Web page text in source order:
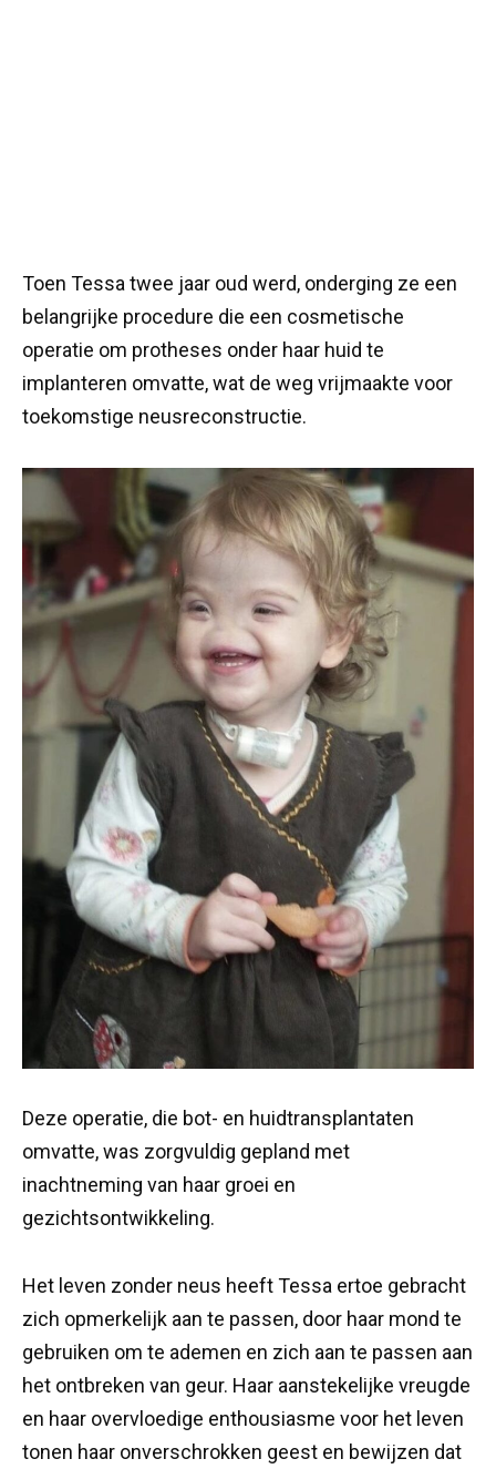
Toen Tessa twee jaar oud werd, onderging ze een
belangrijke procedure die een cosmetische
operatie om protheses onder haar huid te
implanteren omvatte, wat de weg vrijmaakte voor
toekomstige neusreconstructie.
Deze operatie, die bot- en huidtransplantaten
omvatte, was zorgvuldig gepland met
inachtneming van haar groei en
gezichtsontwikkeling.
Het leven zonder neus heeft Tessa ertoe gebracht
zich opmerkelijk aan te passen, door haar mond te
gebruiken om te ademen en zich aan te passen aan
het ontbreken van geur. Haar aanstekelijke vreugde
en haar overvloedige enthousiasme voor het leven
tonen haar onverschrokken geest en bewijzen dat